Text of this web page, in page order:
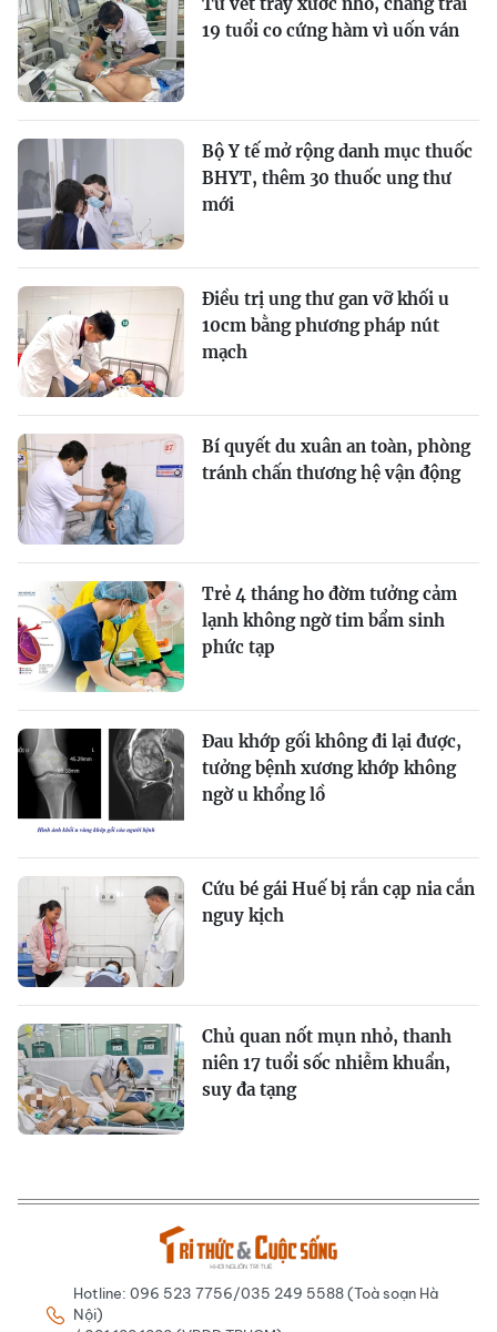
19 tuổi co cứng hàm vì uốn ván
Bộ Y tế mở rộng danh mục thuốc
BHYT, thêm 30 thuốc ung thư
mới
Điều trị ung thư gan vỡ khối u
10cm bằng phương pháp nút
mạch
Bí quyết du xuân an toàn, phòng
tránh chấn thương hệ vận động
Trẻ 4 tháng ho đờm tưởng cảm
lạnh không ngờ tim bẩm sinh
phức tạp
Đau khớp gối không đi lại được,
tưởng bệnh xương khớp không
ngờ u khổng lồ
Cứu bé gái Huế bị rắn cạp nia cắn
nguy kịch
Chủ quan nốt mụn nhỏ, thanh
niên 17 tuổi sốc nhiễm khuẩn,
suy đa tạng
Hotline: 096 523 7756/035 249 5588 (Toà soạn Hà
Nội)